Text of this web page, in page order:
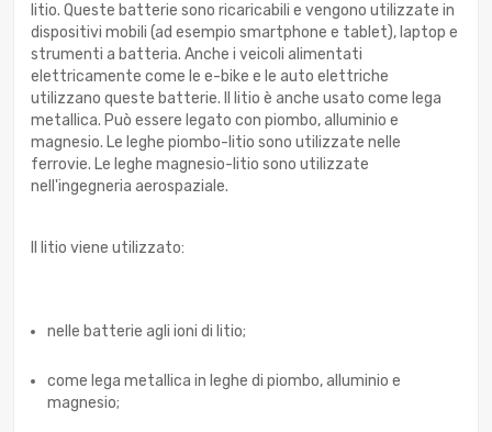
litio. Queste batterie sono ricaricabili e vengono utilizzate in
dispositivi mobili (ad esempio smartphone e tablet), laptop e
strumenti a batteria. Anche i veicoli alimentati
elettricamente come le e-bike e le auto elettriche
utilizzano queste batterie. Il litio è anche usato come lega
metallica. Può essere legato con piombo, alluminio e
magnesio. Le leghe piombo-litio sono utilizzate nelle
ferrovie. Le leghe magnesio-litio sono utilizzate
nell'ingegneria aerospaziale.
Il litio viene utilizzato:
nelle batterie agli ioni di litio;
come lega metallica in leghe di piombo, alluminio e
magnesio;